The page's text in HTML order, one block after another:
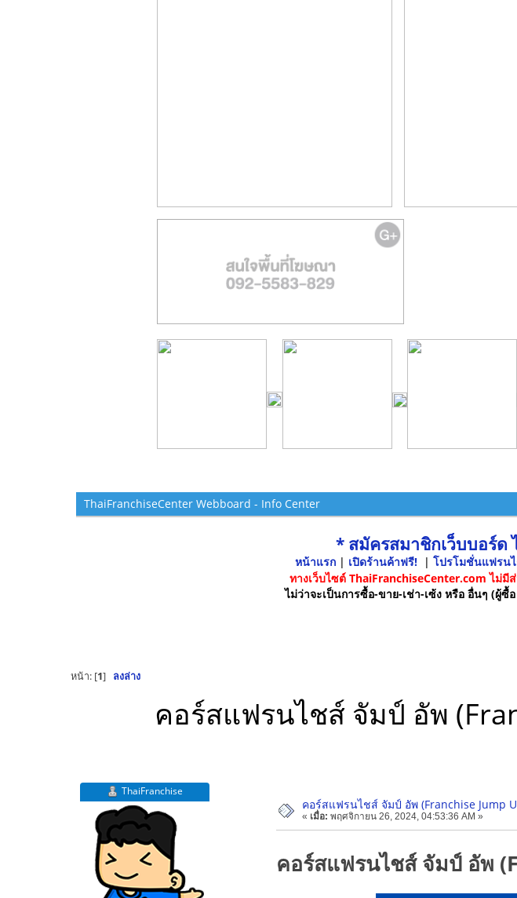
ThaiFranchiseCenter Webboard - Info Center
* สมัครสมาชิกเว็บบอร์ด
หน้าแรก| เปิดร้านค้าฟรี! | โปรโมชั่นแฟรน
ทางเว็บไซต์ ThaiFranchiseCenter.com ไม่
ไม่ว่าจะเป็นการซื้อ-ขาย-เช่า-เซ้ง หรือ อื่นๆ (
หน้า: [1] ลงล่าง
คอร์สแฟรนไชส์ จัมป์ อัพ
ThaiFranchise
คอร์สแฟรนไชส์ จัมป์ อัพ (Franchise Jump
« เมื่อ: พฤศจิกายน 26, 2024, 04:53:36 AM »
คอร์สแฟรนไชส์ จัมป์ อัพ